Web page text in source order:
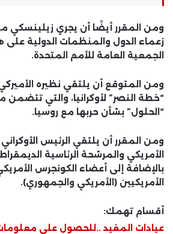
ومن المقرر أيضًا أن يجري زيلينسكي
زعماء الدول والمنظمات الدولية
الجمعية العامة للأمم المتحدة.
ومن المتوقع أن يلتقي نظيره
“خطة النصر” لأوكرانيا، والتي
“الحلول” بشأن حربها مع روسيا.
ومن المقرر أن يلتقي الرئيس
الأمريكي والمرشحة الرئاسية
بالإضافة إلى أعضاء الكونجرس
الأمريكيين (الأمريكي والجمهوري).
أقسام تهمك:
عيادات المفيد ..للحصول على